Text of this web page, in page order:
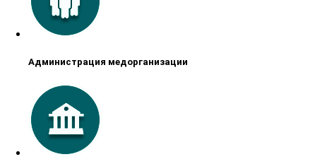
Администрация медорганизации